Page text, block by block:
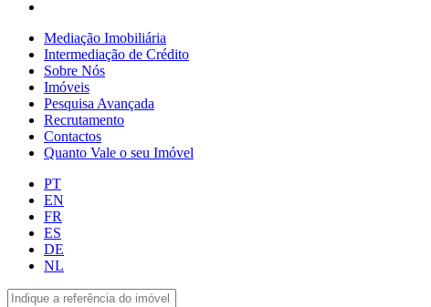
Mediação Imobiliária
Intermediação de Crédito
Sobre Nós
Imóveis
Pesquisa Avançada
Recrutamento
Contactos
Quanto Vale o seu Imóvel
PT
EN
FR
ES
DE
NL